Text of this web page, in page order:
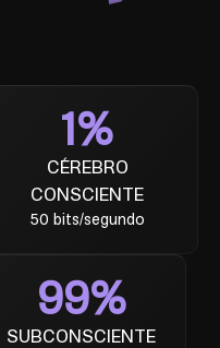
1%
CÉREBRO
CONSCIENTE
50 bits/segundo
99%
SUBCONSCIENTE